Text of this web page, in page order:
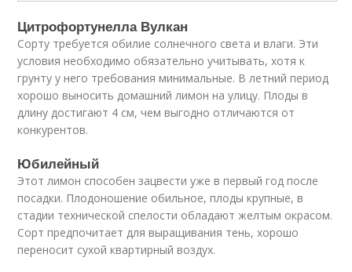
Цитрофортунелла Вулкан
Сорту требуется обилие солнечного света и влаги. Эти
условия необходимо обязательно учитывать, хотя к
грунту у него требования минимальные. В летний период
хорошо выносить домашний лимон на улицу. Плоды в
длину достигают 4 см, чем выгодно отличаются от
конкурентов.
Юбилейный
Этот лимон способен зацвести уже в первый год после
посадки. Плодоношение обильное, плоды крупные, в
стадии технической спелости обладают желтым окрасом.
Сорт предпочитает для выращивания тень, хорошо
переносит сухой квартирный воздух.